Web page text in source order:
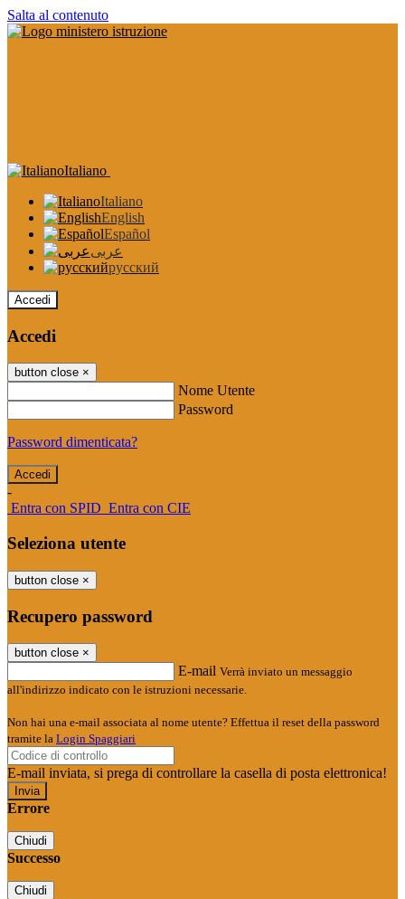
Salta al contenuto
Italiano
Italiano
English
Español
عربى
русский
Accedi
Accedi
button close ×
Nome Utente
Password
Password dimenticata?
-
Entra con SPID Entra con CIE
Seleziona utente
button close ×
Recupero password
button close ×
E-mail Verrà inviato un messaggio
all'indirizzo indicato con le istruzioni necessarie.
Non hai una e-mail associata al nome utente? Effettua il reset della password
tramite la Login Spaggiari
E-mail inviata, si prega di controllare la casella di posta elettronica!
Errore
Chiudi
Successo
Chiudi